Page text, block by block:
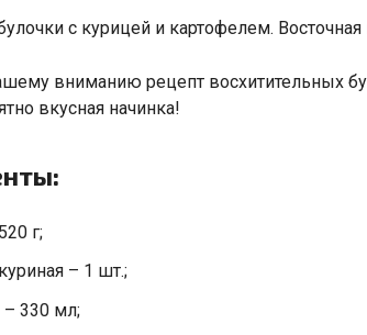
вниманию рецепт восхитительных
вкусная начинка!
г;
– 1 шт.;
330 мл;